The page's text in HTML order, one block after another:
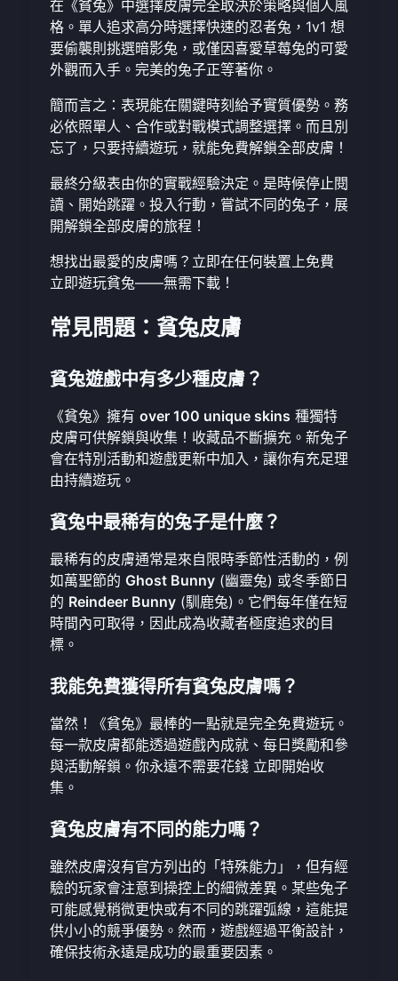
在《貧兔》中選擇皮膚完全取決於策略與個人風
格。單人追求高分時選擇快速的忍者兔，1v1 想
要偷襲則挑選暗影兔，或僅因喜愛草莓兔的可愛
外觀而入手。完美的兔子正等著你。
簡而言之：表現能在關鍵時刻給予實質優勢。務
必依照單人、合作或對戰模式調整選擇。而且別
忘了，只要持續遊玩，就能免費解鎖全部皮膚！
最終分級表由你的實戰經驗決定。是時候停止閱
讀、開始跳躍。投入行動，嘗試不同的兔子，展
開解鎖全部皮膚的旅程！
想找出最愛的皮膚嗎？立即在任何裝置上免費
立即遊玩貧兔——無需下載！
常見問題：貧兔皮膚
貧兔遊戲中有多少種皮膚？
《貧兔》擁有 over 100 unique skins 種獨特
皮膚可供解鎖與收集！收藏品不斷擴充。新兔子
會在特別活動和遊戲更新中加入，讓你有充足理
由持續遊玩。
貧兔中最稀有的兔子是什麼？
最稀有的皮膚通常是來自限時季節性活動的，例
如萬聖節的 Ghost Bunny (幽靈兔) 或冬季節日
的 Reindeer Bunny (馴鹿兔)。它們每年僅在短
時間內可取得，因此成為收藏者極度追求的目
標。
我能免費獲得所有貧兔皮膚嗎？
當然！《貧兔》最棒的一點就是完全免費遊玩。
每一款皮膚都能透過遊戲內成就、每日獎勵和參
與活動解鎖。你永遠不需要花錢 立即開始收
集 。
貧兔皮膚有不同的能力嗎？
雖然皮膚沒有官方列出的「特殊能力」，但有經
驗的玩家會注意到操控上的細微差異。某些兔子
可能感覺稍微更快或有不同的跳躍弧線，這能提
供小小的競爭優勢。然而，遊戲經過平衡設計，
確保技術永遠是成功的最重要因素。